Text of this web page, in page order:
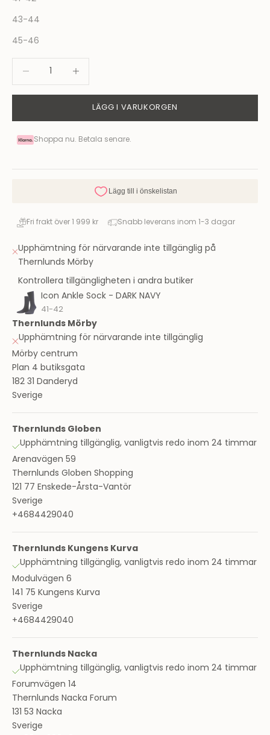
43-44
45-46
LÄGG I VARUKORGEN
Shoppa nu. Betala senare.
Fri frakt över 1 999 kr Snabb leverans inom 1-3 dagar
Upphämtning för närvarande inte tillgänglig på
Thernlunds Mörby
Kontrollera tillgängligheten i andra butiker
Icon Ankle Sock - DARK NAVY
41-42
Thernlunds Mörby
Upphämtning för närvarande inte tillgänglig
Mörby centrum
Plan 4 butiksgata
182 31 Danderyd
Sverige
Thernlunds Globen
Upphämtning tillgänglig, vanligtvis redo inom 24 timmar
Arenavägen 59
Thernlunds Globen Shopping
121 77 Enskede-Årsta-Vantör
Sverige
+4684429040
Thernlunds Kungens Kurva
Upphämtning tillgänglig, vanligtvis redo inom 24 timmar
Modulvägen 6
141 75 Kungens Kurva
Sverige
+4684429040
Thernlunds Nacka
Upphämtning tillgänglig, vanligtvis redo inom 24 timmar
Forumvägen 14
Thernlunds Nacka Forum
131 53 Nacka
Sverige